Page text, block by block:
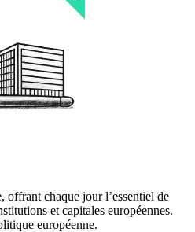
offrant chaque jour l’essentiel de
et capitales européennes.
européenne.